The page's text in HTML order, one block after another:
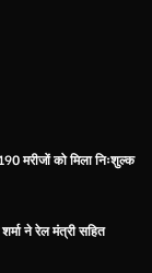
मरीजों को मिला निःशुल्क
ने रेल मंत्री सहित